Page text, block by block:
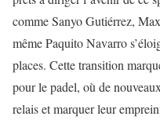
comme Sanyo Gutiérrez,
même Paquito Navarro
places. Cette transition
pour le padel, où de
relais et marquer leur